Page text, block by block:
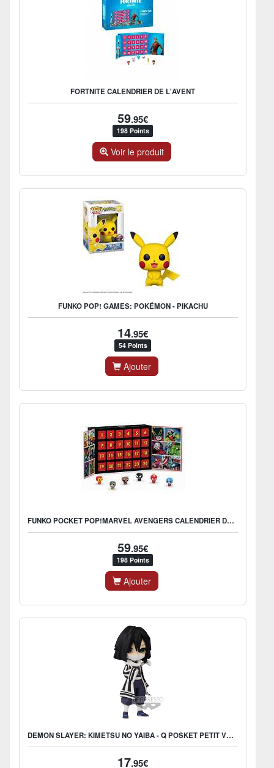
FORTNITE CALENDRIER DE L'AVENT
59.95€
198 Points
Voir le produit
FUNKO POP! GAMES: POKÉMON - PIKACHU
14.95€
54 Points
Ajouter
FUNKO POCKET POP!MARVEL AVENGERS CALENDRIER DE L'AVENT
59.95€
198 Points
Ajouter
DEMON SLAYER: KIMETSU NO YAIBA - Q POSKET PETIT VOL.3 C: OBANAI
17.95€